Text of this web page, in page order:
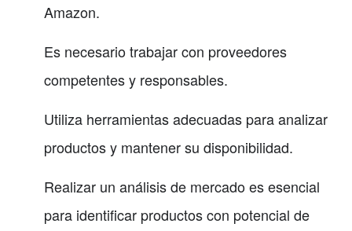
Amazon.
Es necesario trabajar con proveedores
competentes y responsables.
Utiliza herramientas adecuadas para analizar
productos y mantener su disponibilidad.
Realizar un análisis de mercado es esencial
para identificar productos con potencial de